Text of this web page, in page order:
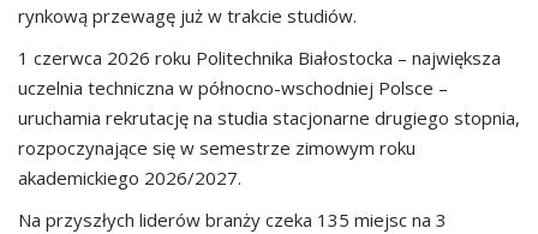
rynkową przewagę już w trakcie studiów.
1 czerwca 2026 roku Politechnika Białostocka – największa
uczelnia techniczna w północno-wschodniej Polsce –
uruchamia rekrutację na studia stacjonarne drugiego stopnia,
rozpoczynające się w semestrze zimowym roku
akademickiego 2026/2027.
Na przyszłych liderów branży czeka 135 miejsc na 3